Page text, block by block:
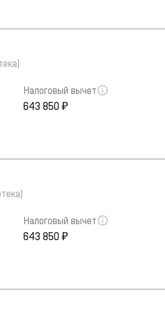
Налоговый вычет
643 850 ₽
Налоговый вычет
643 850 ₽